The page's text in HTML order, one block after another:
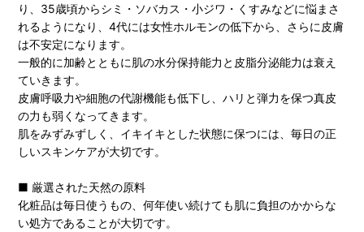
り、35歳頃からシミ・ソバカス・小ジワ・くすみなどに悩まさ
れるようになり、4代には女性ホルモンの低下から、さらに皮膚
は不安定になります。
一般的に加齢とともに肌の水分保持能力と皮脂分泌能力は衰え
ていきます。
皮膚呼吸力や細胞の代謝機能も低下し、ハリと弾力を保つ真皮
の力も弱くなってきます。
肌をみずみずしく、イキイキとした状態に保つには、毎日の正
しいスキンケアが大切です。
■ 厳選された天然の原料
化粧品は毎日使うもの、何年使い続けても肌に負担のかからな
い処方であることが大切です。